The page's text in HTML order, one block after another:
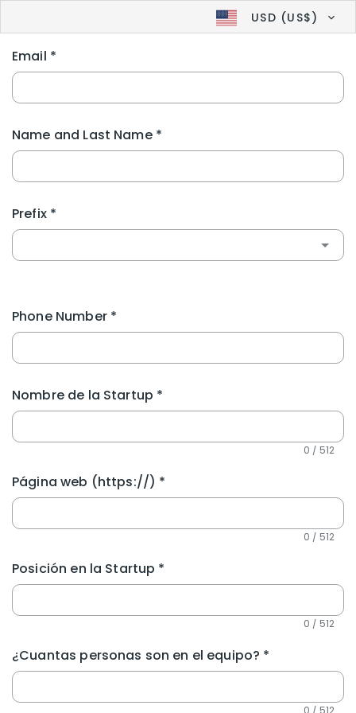
USD (US$)
Email *
Name and Last Name *
Prefix *
Phone Number *
Nombre de la Startup *
0 / 512
Página web (https://) *
0 / 512
Posición en la Startup *
0 / 512
¿Cuantas personas son en el equipo? *
0 / 512